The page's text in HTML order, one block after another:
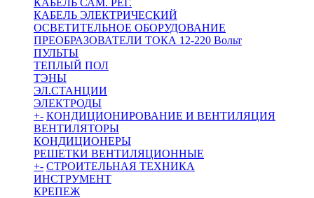
КАБЕЛЬ САМ. РЕГ.
КАБЕЛЬ ЭЛЕКТРИЧЕСКИЙ
ОСВЕТИТЕЛЬНОЕ ОБОРУДОВАНИЕ
ПРЕОБРАЗОВАТЕЛИ ТОКА 12-220 Вольт
ПУЛЬТЫ
ТЕПЛЫЙ ПОЛ
ТЭНЫ
ЭЛ.СТАНЦИИ
ЭЛЕКТРОДЫ
+- КОНДИЦИОНИРОВАНИЕ И ВЕНТИЛЯЦИЯ
ВЕНТИЛЯТОРЫ
КОНДИЦИОНЕРЫ
РЕШЕТКИ ВЕНТИЛЯЦИОННЫЕ
+- СТРОИТЕЛЬНАЯ ТЕХНИКА
ИНСТРУМЕНТ
КРЕПЕЖ